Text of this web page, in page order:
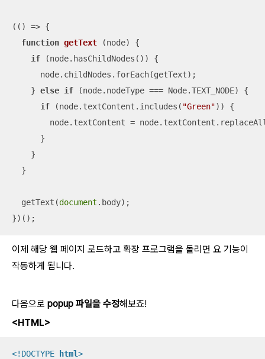
( () => {
function getText (node) {
if (node.hasChildNodes()) {
      node.childNodes.forEach(getText);
    }
else if (node.nodeType === Node.TEXT_NODE) {
if (node.textContent.includes( "Green")) {
node.textContent =
      }
    }
  }
  getText(
document .body);
})();
이제 해당 웹 페이지 로드하고 확장 프로그램을 돌리면 요 기능이
작동하게 됩니다.
다음으로 popup 파일을 수정해보죠!
<HTML>
<!DOCTYPE html>